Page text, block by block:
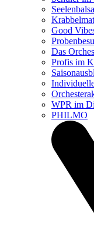
Good
Das
Profis im
WPR im
PHILMO